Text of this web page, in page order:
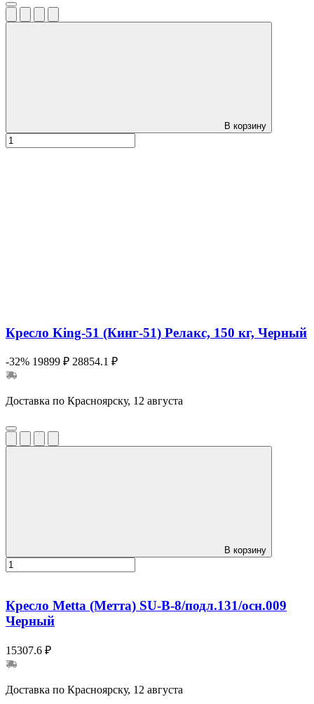
В корзину
Кресло King-51 (Кинг-51) Релакс, 150 кг, Черный
-32% 19899 ₽ 28854.1 ₽
Доставка по Красноярску, 12 августа
В корзину
Кресло Metta (Метта) SU-B-8/подл.131/осн.009
Черный
15307.6 ₽
Доставка по Красноярску, 12 августа